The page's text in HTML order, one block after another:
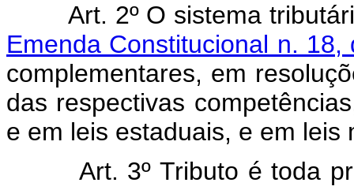
Art. 2º O sistema
Emenda Constitucional n.
complementares, em
das respectivas
e em leis estaduais, e em leis
Art. 3º Tributo é toda